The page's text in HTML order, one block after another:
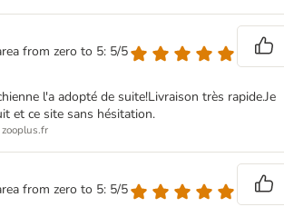
from zero to 5: 5/5
l'a adopté de suite!Livraison très rapide.Je
et ce site sans hésitation.
from zero to 5: 5/5